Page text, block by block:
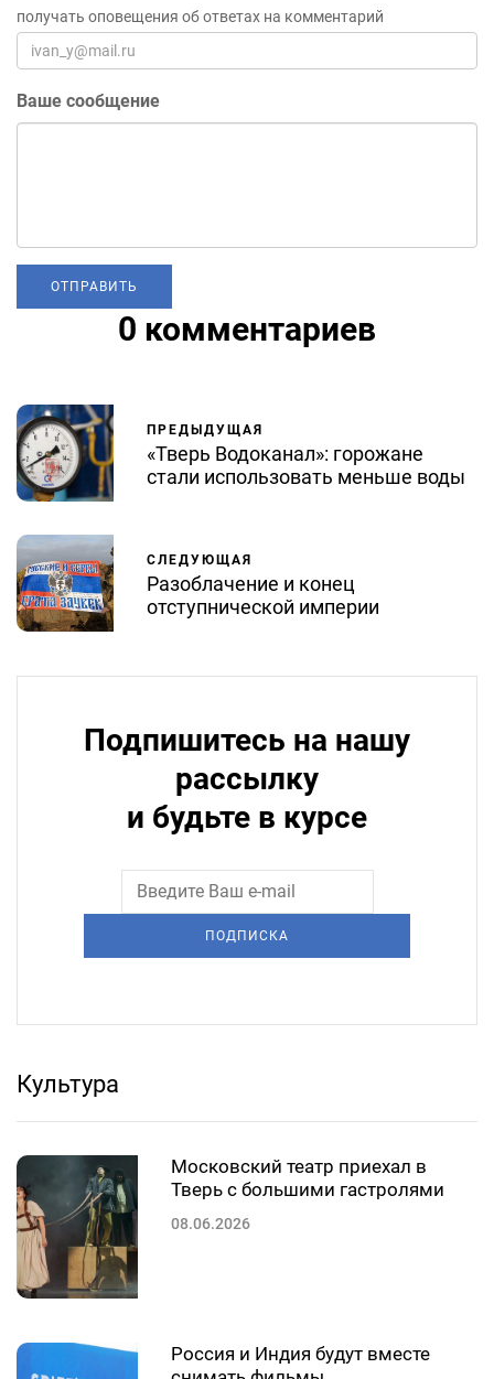
получать оповещения об ответах на комментарий
Ваше сообщение
0 комментариев
ПРЕДЫДУЩАЯ
«Тверь Водоканал»: горожане
стали использовать меньше воды
СЛЕДУЮЩАЯ
Разоблачение и конец
отступнической империи
Подпишитесь на нашу
рассылку
и будьте в курсе
ПОДПИСКА
Культура
Московский театр приехал в
Тверь с большими гастролями
08.06.2026
Россия и Индия будут вместе